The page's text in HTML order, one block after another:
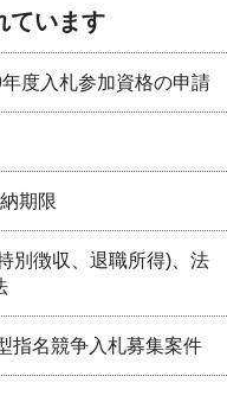
ています
度入札参加資格の申請
期限
別徴収、退職所得)、法
指名競争入札募集案件